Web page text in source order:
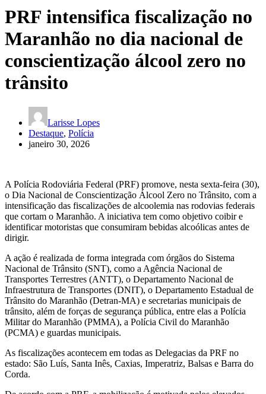
PRF intensifica fiscalização no
Maranhão no dia nacional de
conscientização álcool zero no
trânsito
Larisse Lopes
Destaque, Polícia
janeiro 30, 2026
A Polícia Rodoviária Federal (PRF) promove, nesta sexta-feira (30),
o Dia Nacional de Conscientização Álcool Zero no Trânsito, com a
intensificação das fiscalizações de alcoolemia nas rodovias federais
que cortam o Maranhão. A iniciativa tem como objetivo coibir e
identificar motoristas que consumiram bebidas alcoólicas antes de
dirigir.
A ação é realizada de forma integrada com órgãos do Sistema
Nacional de Trânsito (SNT), como a Agência Nacional de
Transportes Terrestres (ANTT), o Departamento Nacional de
Infraestrutura de Transportes (DNIT), o Departamento Estadual de
Trânsito do Maranhão (Detran-MA) e secretarias municipais de
trânsito, além de forças de segurança pública, entre elas a Polícia
Militar do Maranhão (PMMA), a Polícia Civil do Maranhão
(PCMA) e guardas municipais.
As fiscalizações acontecem em todas as Delegacias da PRF no
estado: São Luís, Santa Inês, Caxias, Imperatriz, Balsas e Barra do
Corda.